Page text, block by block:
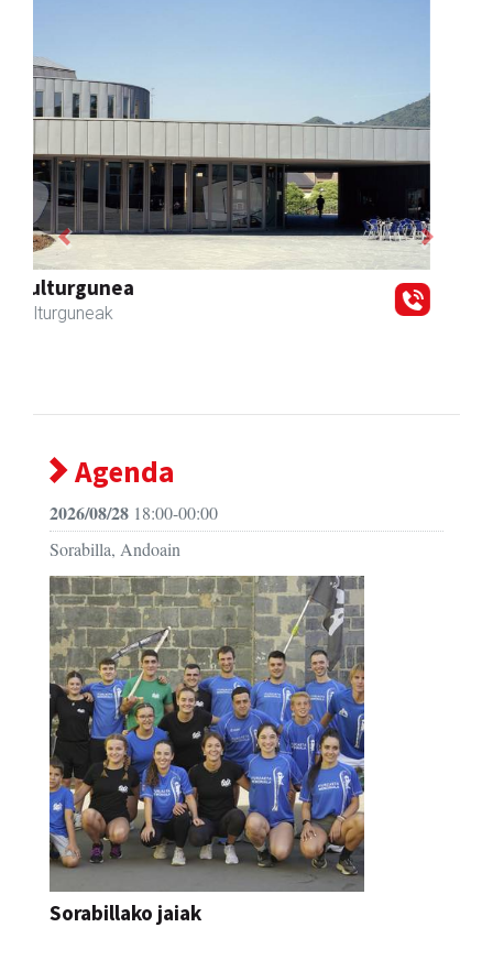
Ormendi kirolak
Andoain - Kirol dendak
Previous Next
Agenda
2026/08/28 18:00-00:00
Sorabilla, Andoain
Sorabillako jaiak